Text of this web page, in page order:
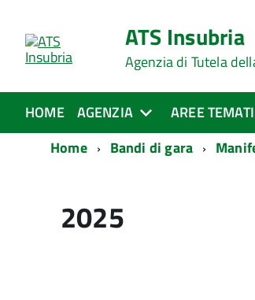
ATS Insubria
Agenzia di Tutela
HOME AGENZIA AREE
Home
Bandi di gara
2025